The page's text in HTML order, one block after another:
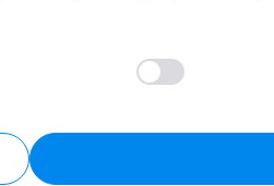
w dedykowanych ramkach
z wykorzystaniem